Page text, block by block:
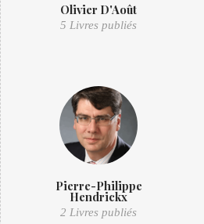
Olivier D'Août
5 Livres publiés
Pierre-Philippe
Hendrickx
2 Livres publiés